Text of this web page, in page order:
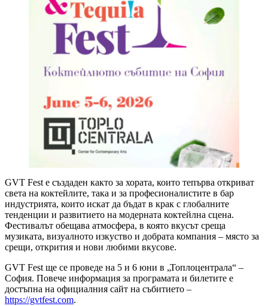
GVT Fest е създаден както за хората, които тепърва откриват
света на коктейлите, така и за професионалистите в бар
индустрията, които искат да бъдат в крак с глобалните
тенденции и развитието на модерната коктейлна сцена.
Фестивалът обещава атмосфера, в която вкусът среща
музиката, визуалното изкуство и добрата компания – място за
срещи, открития и нови любими вкусове.
GVT Fest ще се проведе на 5 и 6 юни в „Топлоцентрала“ –
София. Повече информация за програмата и билетите е
достъпна на официалния сайт на събитието –
https://gvtfest.com.